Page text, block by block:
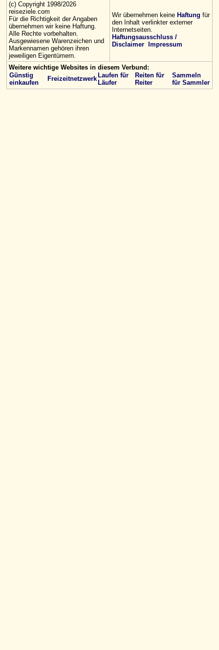
(c) Copyright 1998/2026
reiseziele.com
Für die Richtigkeit der Angaben
übernehmen wir keine Haftung.
Alle Rechte vorbehalten.
Ausgewiesene Warenzeichen und
Markennamen gehören ihren
jeweiligen Eigentümern.
Wir übernehmen keine Haftung für
den Inhalt verlinkter externer
Internetseiten.
Haftungsausschluss /
Disclaimer
Impressum
Weitere wichtige Websites in diesem Verbund:
Günstig
einkaufen
Freizeitnetzwerk Laufen für
Läufer
Reiten für
Reiter
Sammeln
für Sammler